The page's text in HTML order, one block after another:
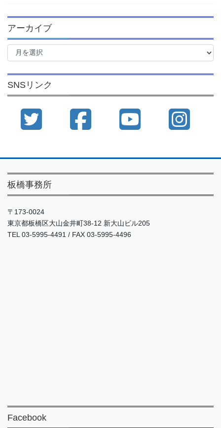
アーカイブ
ア
イ
ブ
SNSリンク
板橋事務所
〒173-0024
東京都板橋区大山金井町38-12 新大山ビル205
TEL 03-5995-4491 / FAX 03-5995-4496
Facebook